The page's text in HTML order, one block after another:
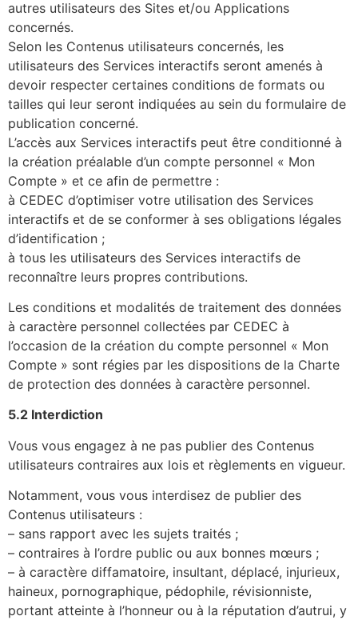
autres utilisateurs des Sites et/ou Applications
concernés.
Selon les Contenus utilisateurs concernés, les
utilisateurs des Services interactifs seront amenés à
devoir respecter certaines conditions de formats ou
tailles qui leur seront indiquées au sein du formulaire de
publication concerné.
L’accès aux Services interactifs peut être conditionné à
la création préalable d’un compte personnel « Mon
Compte » et ce afin de permettre :
à CEDEC d’optimiser votre utilisation des Services
interactifs et de se conformer à ses obligations légales
d’identification ;
à tous les utilisateurs des Services interactifs de
reconnaître leurs propres contributions.
Les conditions et modalités de traitement des données
à caractère personnel collectées par CEDEC à
l’occasion de la création du compte personnel « Mon
Compte » sont régies par les dispositions de la Charte
de protection des données à caractère personnel.
5.2 Interdiction
Vous vous engagez à ne pas publier des Contenus
utilisateurs contraires aux lois et règlements en vigueur.
Notamment, vous vous interdisez de publier des
Contenus utilisateurs :
– sans rapport avec les sujets traités ;
– contraires à l’ordre public ou aux bonnes mœurs ;
– à caractère diffamatoire, insultant, déplacé, injurieux,
haineux, pornographique, pédophile, révisionniste,
portant atteinte à l’honneur ou à la réputation d’autrui, y